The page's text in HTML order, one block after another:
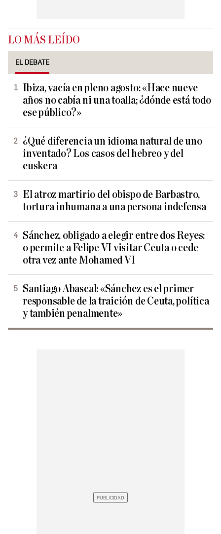
LO MÁS LEÍDO
EL DEBATE
Ibiza, vacía en pleno agosto: «Hace nueve
años no cabía ni una toalla; ¿dónde está todo
ese público?»
¿Qué diferencia un idioma natural de uno
inventado? Los casos del hebreo y del
euskera
El atroz martirio del obispo de Barbastro,
tortura inhumana a una persona indefensa
Sánchez, obligado a elegir entre dos Reyes:
o permite a Felipe VI visitar Ceuta o cede
otra vez ante Mohamed VI
Santiago Abascal: «Sánchez es el primer
responsable de la traición de Ceuta, política
y también penalmente»